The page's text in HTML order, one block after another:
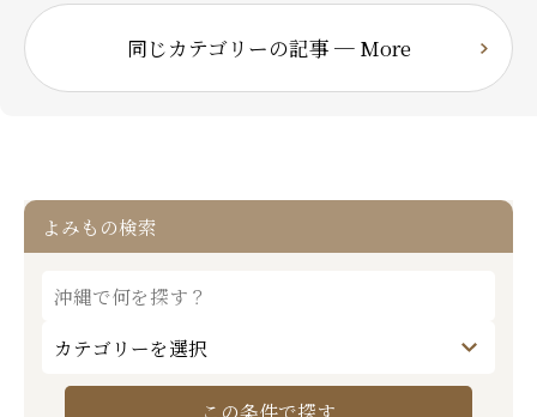
同じカテゴリーの記事 ─ More
よみもの検索